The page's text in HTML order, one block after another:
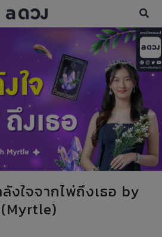
งใจจากไพ่ถึงเธอ by